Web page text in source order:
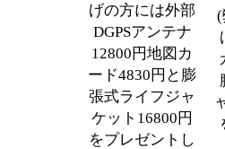
げの方には外部
DGPSアンテナ
12800円地図カ
ード4830円と膨
張式ライフジャ
ケット16800円
をプレゼントし
(